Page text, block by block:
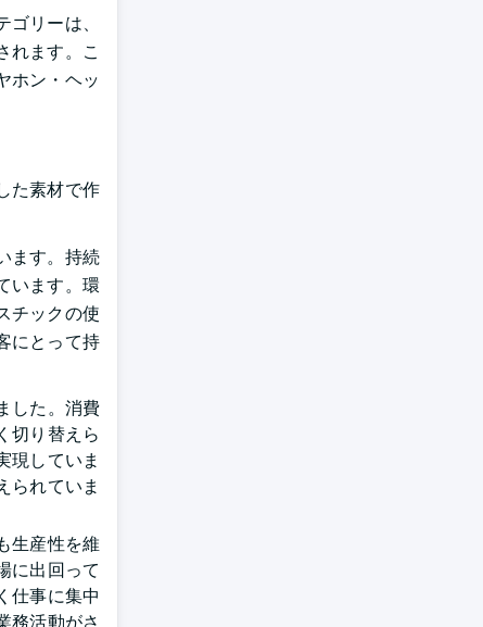
リーは、
れます。こ
ホン・ヘッ
た素材で作
ます。持続
います。環
チックの使
にとって持
した。消費
切り替えら
現していま
られていま
生産性を維
に出回って
仕事に集中
務活動がさ